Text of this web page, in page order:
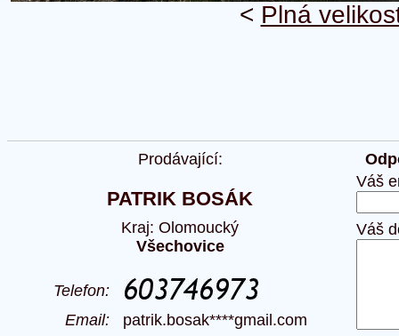
< Plná
Prodávající:
PATRIK BOSÁK
Kraj: Olomoucký
Všechovice
Telefon:
Email: patrik.bosak****gmail.com
Váš
Váš